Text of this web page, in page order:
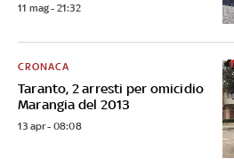
11 mag - 21:32
Taranto, 2 arresti per omicidio
Marangia del 2013
CRONACA
13 apr - 08:08